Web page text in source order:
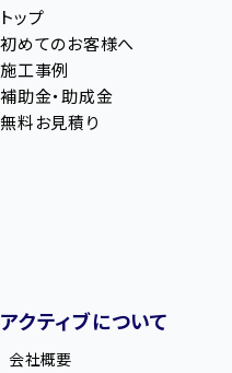
トップ
初めてのお客様へ
施工事例
補助金・助成金
無料お見積り
アクティブについて
会社概要